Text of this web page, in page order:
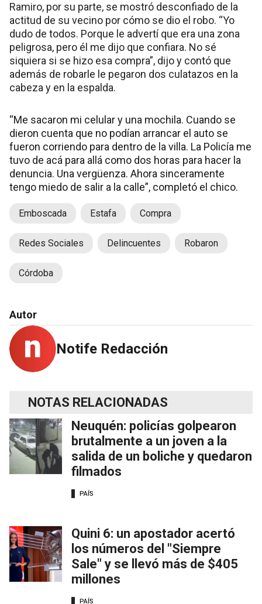
Ramiro, por su parte, se mostró desconfiado de la
actitud de su vecino por cómo se dio el robo. “Yo
dudo de todos. Porque le advertí que era una zona
peligrosa, pero él me dijo que confiara. No sé
siquiera si se hizo esa compra”, dijo y contó que
además de robarle le pegaron dos culatazos en la
cabeza y en la espalda.
“Me sacaron mi celular y una mochila. Cuando se
dieron cuenta que no podían arrancar el auto se
fueron corriendo para dentro de la villa. La Policía me
tuvo de acá para allá como dos horas para hacer la
denuncia. Una vergüenza. Ahora sinceramente
tengo miedo de salir a la calle”, completó el chico.
Emboscada Estafa Compra
Redes Sociales Delincuentes Robaron
Córdoba
Autor
Notife Redacción
NOTAS RELACIONADAS
Neuquén: policías golpearon
brutalmente a un joven a la
salida de un boliche y quedaron
filmados
PAÍS
Quini 6: un apostador acertó
los números del "Siempre
Sale" y se llevó más de $405
millones
PAÍS